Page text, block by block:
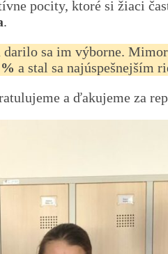
pocity, ktoré si žiaci
.
sa im výborne.
a stal sa najúspešnejším
a ďakujeme za